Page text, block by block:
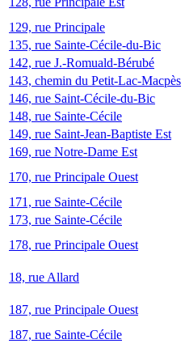
129, rue Principale
135, rue Sainte-Cécile-du-Bic
142, rue J.-Romuald-Bérubé
143, chemin du Petit-Lac-Macpès
146, rue Saint-Cécile-du-Bic
148, rue Sainte-Cécile
149, rue Saint-Jean-Baptiste Est
169, rue Notre-Dame Est
170, rue Principale Ouest
171, rue Sainte-Cécile
173, rue Sainte-Cécile
178, rue Principale Ouest
18, rue Allard
187, rue Principale Ouest
187, rue Sainte-Cécile